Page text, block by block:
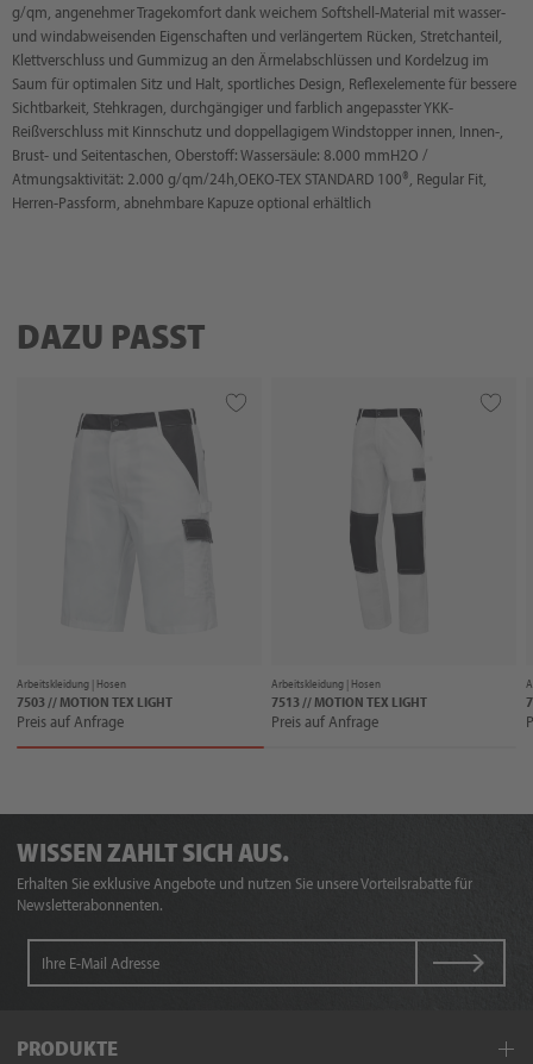
g/qm, angenehmer Tragekomfort dank weichem Softshell-Material mit wasser-
und windabweisenden Eigenschaften und verlängertem Rücken, Stretchanteil,
Klettverschluss und Gummizug an den Ärmelabschlüssen und Kordelzug im
Saum für optimalen Sitz und Halt, sportliches Design, Reflexelemente für bessere
Sichtbarkeit, Stehkragen, durchgängiger und farblich angepasster YKK-
Reißverschluss mit Kinnschutz und doppellagigem Windstopper innen, Innen-,
Brust- und Seitentaschen, Oberstoff: Wassersäule: 8.000 mmH2O /
Atmungsaktivität: 2.000 g/qm/24h,OEKO-TEX STANDARD 100®, Regular Fit,
Herren-Passform, abnehmbare Kapuze optional erhältlich
DAZU PASST
Arbeitskleidung | Hosen
7503 // MOTION TEX LIGHT
Preis auf Anfrage
Arbeitskleidung | Hosen
7513 // MOTION TEX LIGHT
Preis auf Anfrage
WISSEN ZAHLT SICH AUS.
Erhalten Sie exklusive Angebote und nutzen Sie unsere Vorteilsrabatte für
Newsletterabonnenten.
PRODUKTE